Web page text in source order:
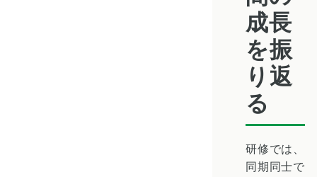
成長
を振
り返
る
研修では、
同期同士で